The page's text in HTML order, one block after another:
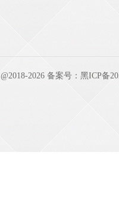
@2018-2026 备案号： 黑ICP备